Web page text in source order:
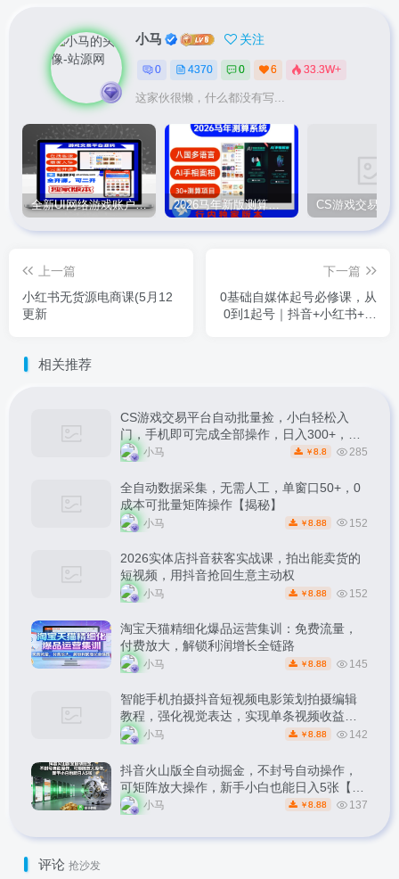
小马 关注
0 4370 0 6 33.3W+
这家伙很懒，什么都没有写...
全新UI网络游戏账户交易平台系统 全开源版本 2026马年新版测算系统源码
上一篇
小红书无货源电商课(5月12
更新
下一篇
0基础自媒体起号必修课，从
0到1起号｜抖音+小红书+视
相关推荐
CS游戏交易平台自动批量捡，小白轻松入
门，手机即可完成全部操作，日入300+，轻
松副业【揭秘】
小马 ￥ 8.8 285
全自动数据采集，无需人工，单窗口50+，0
成本可批量矩阵操作【揭秘】
小马 ￥ 8.88 152
2026实体店抖音获客实战课，拍出能卖货的
短视频，用抖音抢回生意主动权
小马 ￥ 8.88 152
淘宝天猫精细化爆品运营集训：免费流量，
付费放大，解锁利润增长全链路
小马 ￥ 8.88 145
智能手机拍摄抖音短视频电影策划拍摄编辑
教程，强化视觉表达，实现单条视频收益破
1k
小马 ￥ 8.88 142
抖音火山版全自动掘金，不封号自动操作，
可矩阵放大操作，新手小白也能日入5张【揭
秘】小马 ￥ 8.88 137
评论 抢沙发